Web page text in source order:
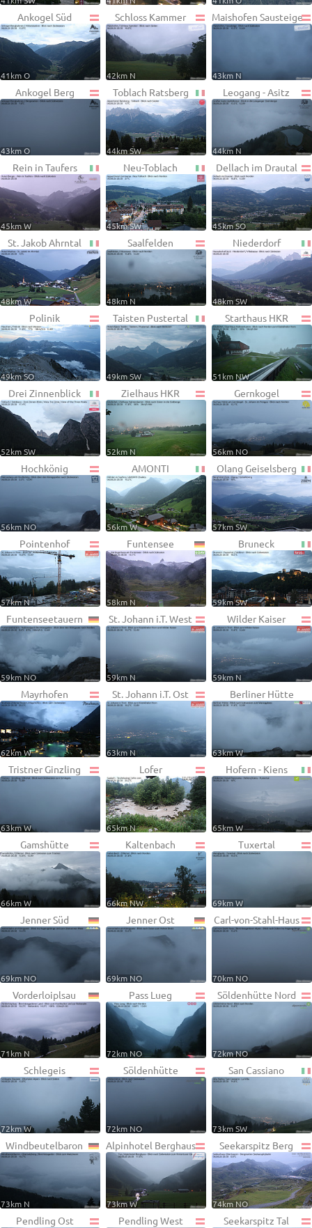
Ankogel Süd
41km O
Schloss Kammer
42km N
Maishofen Sausteige
43km N
Ankogel Berg
43km O
Toblach Ratsberg
44km SW
Leogang - Asitz
44km N
Rein in Taufers
45km W
Neu-Toblach
45km SW
Dellach im Drautal
45km SO
St. Jakob Ahrntal
48km W
Saalfelden
48km N
Niederdorf
48km SW
Polinik
49km SO
Taisten Pustertal
49km SW
Starthaus HKR
51km NW
Drei Zinnenblick
52km SW
Zielhaus HKR
52km N
Gernkogel
56km NO
Hochkönig
56km NO
AMONTI
56km W
Olang Geiselsberg
57km SW
Pointenhof
57km N
Funtensee
58km N
Bruneck
59km SW
Funtenseetauern
59km NO
St. Johann i.T. West
59km N
Wilder Kaiser
59km N
Mayrhofen
62km W
St. Johann i.T. Ost
63km N
Berliner Hütte
63km W
Tristner Ginzling
63km W
Lofer
65km N
Hofern - Kiens
65km W
Gamshütte
66km W
Kaltenbach
66km NW
Tuxertal
69km W
Jenner Süd
69km NO
Jenner Ost
69km NO
Carl-von-Stahl-Haus
70km NO
Vorderloiplsau
71km N
Pass Lueg
72km NO
Söldenhütte Nord
72km NO
Schlegeis
72km W
Söldenhütte
72km NO
San Cassiano
73km SW
Windbeutelbaron
73km N
Alpinhotel Berghaus
73km W
Seekarspitz Berg
74km NO
Pendling Ost Pendling West Seekarspitz Tal